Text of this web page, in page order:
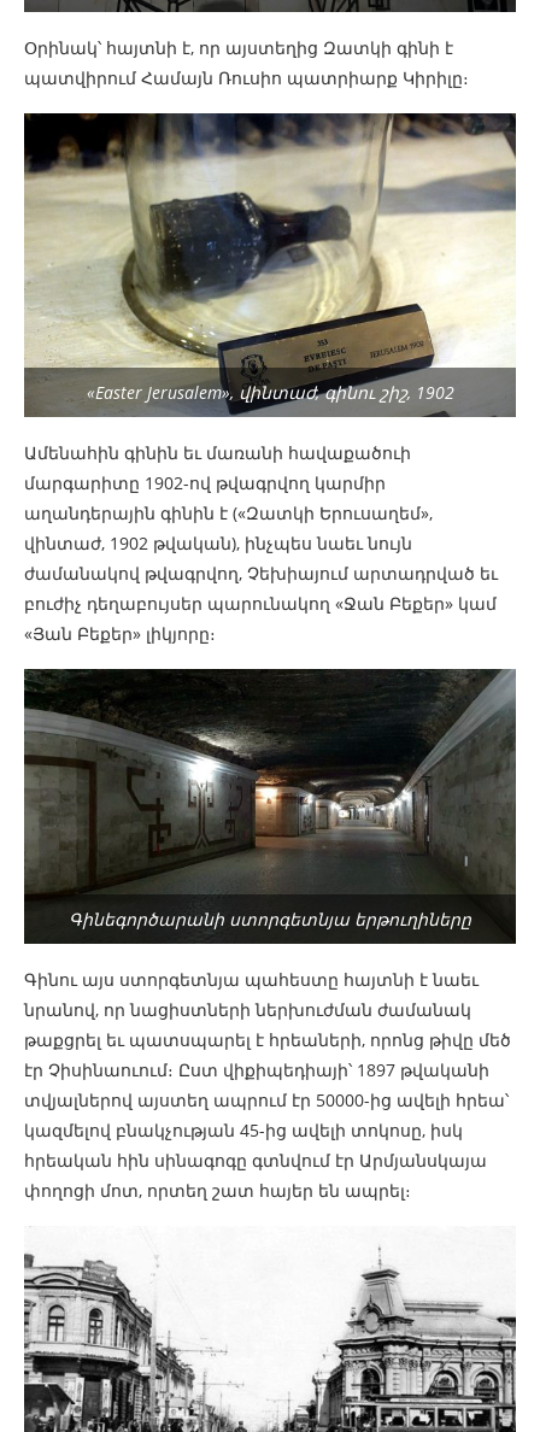
Օրինակ՝ հայտնի է, որ այստեղից Զատկի գինի է
պատվիրում Համայն Ռուսիո պատրիարք Կիրիլը։
«Easter Jerusalem», վինտաժ, գինու շիշ, 1902
Ամենահին գինին եւ մառանի հավաքածուի
մարգարիտը 1902-ով թվագրվող կարմիր
աղանդերային գինին է («Զատկի Երուսաղեմ»,
վինտաժ, 1902 թվական), ինչպես նաեւ նույն
ժամանակով թվագրվող, Չեխիայում արտադրված եւ
բուժիչ դեղաբույսեր պարունակող «Ջան Բեքեր» կամ
«Յան Բեքեր» լիկյորը։
Գինեգործարանի ստորգետնյա երթուղիները
Գինու այս ստորգետնյա պահեստը հայտնի է նաեւ
նրանով, որ նացիստների ներխուժման ժամանակ
թաքցրել եւ պատսպարել է հրեաների, որոնց թիվը մեծ
էր Չիսինաուում։ Ըստ վիքիպեդիայի՝ 1897 թվականի
տվյալներով այստեղ ապրում էր 50000-ից ավելի հրեա՝
կազմելով բնակչության 45-ից ավելի տոկոսը, իսկ
հրեական հին սինագոգը գտնվում էր Արմյանսկայա
փողոցի մոտ, որտեղ շատ հայեր են ապրել։